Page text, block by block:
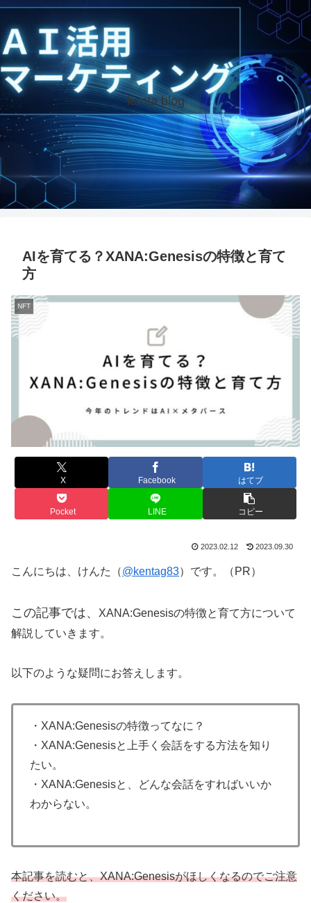
kenta blog
AIを育てる？XANA:Genesisの特徴と育て
方
NFT
X Facebook はてブ
Pocket LINE コピー
2023.02.12 2023.09.30
こんにちは、けんた（@kentag83）です。（PR）
この記事では、
XANA:Genesisの特徴と育て方について
解説していきます。
以下のような疑問にお答えします。
・XANA:Genesisの特徴ってなに？
・XANA:Genesisと上手く会話をする方法を知り
たい。
・XANA:Genesisと、どんな会話をすればいいか
わからない。
本記事を読むと、XANA:Genesisがほしくなるのでご注意
ください。